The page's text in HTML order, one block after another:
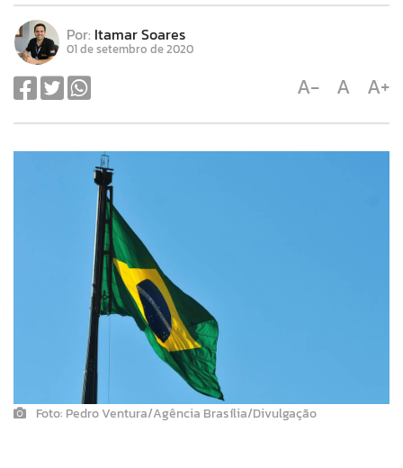
Por: Itamar Soares
01 de setembro de 2020
A- A A+
Foto: Pedro Ventura/Agência Brasília/Divulgação